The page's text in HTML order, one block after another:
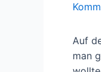
Auf
man